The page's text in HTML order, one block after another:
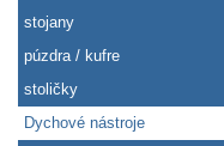
stojany
púzdra / kufre
stoličky
Dychové nástroje